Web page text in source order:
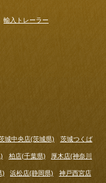
輸入トレーラー
城中央店(茨城県) 茨城つくば
柏店(千葉県) 厚木店(神奈川
) 浜松店(静岡県) 神戸西宮店